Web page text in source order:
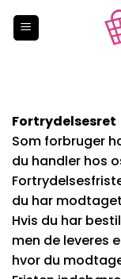
Fortrydelsesret
Som forbruger
du handler hos
du har
Hvis du har
men de leveres
hvor du